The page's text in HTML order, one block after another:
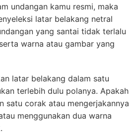
undangan kamu resmi, maka
latar belakang netral
yang santai tidak terlalu
warna atau gambar yang
latar belakang dalam satu
terlebih dulu polanya. Apakah
satu corak atau mengerjakannya
menggunakan dua warna